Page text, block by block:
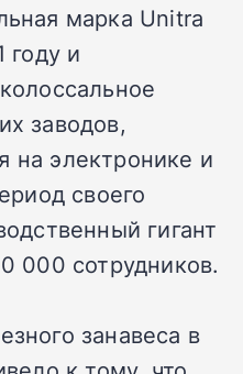
марка Unitra
году и
заводов,
на электронике и
своего
гигант
000 сотрудников.
занавеса в